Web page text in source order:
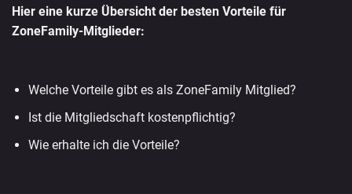
Hier eine kurze Übersicht der besten Vorteile für
ZoneFamily-Mitglieder:
Welche Vorteile gibt es als ZoneFamily Mitglied?
Ist die Mitgliedschaft kostenpflichtig?
Wie erhalte ich die Vorteile?